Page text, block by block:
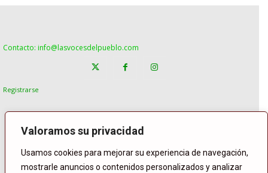
Valoramos su privacidad
Usamos cookies para mejorar su experiencia de navegación,
mostrarle anuncios o contenidos personalizados y analizar
Contacto: info@lasvocesdelpueblo.com
Registrarse